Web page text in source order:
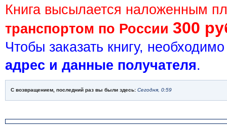
Книга высылается наложенным
транспортом по России 300
Чтобы заказать книгу,
адрес и данные получателя.
С возвращением, последний раз вы были здесь: Сегодня, 0:59